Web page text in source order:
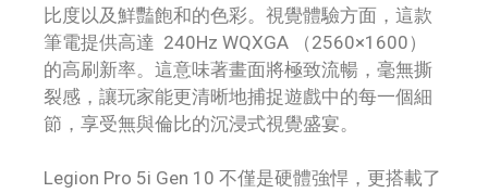
比度以及鮮豔飽和的色彩。視覺體驗方面，這款
筆電提供高達 240Hz WQXGA （2560×1600）
的高刷新率。這意味著畫面將極致流暢，毫無撕
裂感，讓玩家能更清晰地捕捉遊戲中的每一個細
節，享受無與倫比的沉浸式視覺盛宴。
Legion Pro 5i Gen 10 不僅是硬體強悍，更搭載了